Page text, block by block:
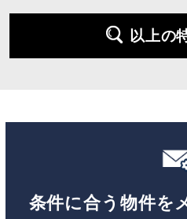
以上の
条件に合う物件を